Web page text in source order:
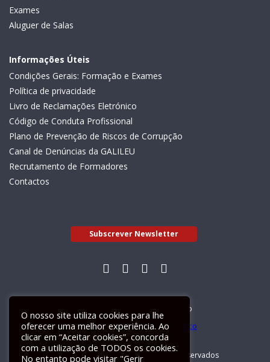
Exames
Aluguer de Salas
Informações Úteis
Condições Gerais: Formação e Exames
Política de privacidade
Livro de Reclamações Eletrónico
Código de Conduta Profissional
Plano de Prevenção de Riscos de Corrupção
Canal de Denúncias da GALILEU
Recrutamento de Formadores
Contactos
Subscrever Newsletter
Livro de Reclamações Electrónico
GALILEU 2026 © Todos os direitos reservados
O nosso site utiliza cookies para lhe
oferecer uma melhor experiência. Ao
clicar em “Aceitar cookies”, concorda
com a utilização de TODOS os cookies.
No entanto pode visitar "Gerir